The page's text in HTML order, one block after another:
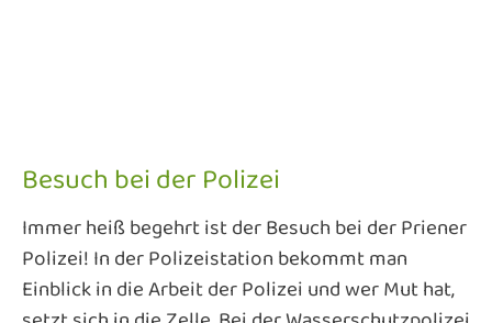
Besuch bei der Polizei
Immer heiß begehrt ist der Besuch bei der Priener
Polizei! In der Polizeistation bekommt man
Einblick in die Arbeit der Polizei und wer Mut hat,